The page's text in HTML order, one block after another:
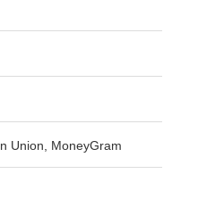
Union, MoneyGram